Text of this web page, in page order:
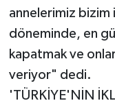
annelerimiz bizim
döneminde, en
kapatmak ve
veriyor" dedi.
'TÜRKİYE'NİN